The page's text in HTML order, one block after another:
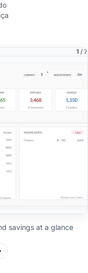
1 / 7
savings at a glance